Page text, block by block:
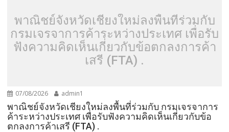
พาณิชย์จังหวัดเชียงใหม่ลงพื้นที่ร่วมกับ
กรมเจรจาการค้าระหว่างประเทศ เพื่อรับ
ฟังความคิดเห็นเกี่ยวกับข้อตกลงการค้า
เสรี (FTA) .
07/08/2026 admin1
พาณิชย์จังหวัดเชียงใหม่ลงพื้นที่ร่วมกับ กรมเจรจาการ
ค้าระหว่างประเทศ เพื่อรับฟังความคิดเห็นเกี่ยวกับข้อ
ตกลงการค้าเสรี (FTA) .